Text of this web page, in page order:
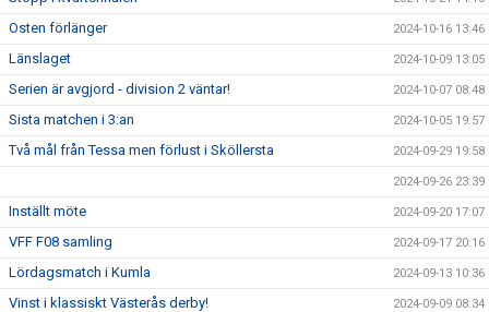
Osten förlänger 2024-10-16 13:46
Länslaget 2024-10-09 13:05
Serien är avgjord - division 2 väntar! 2024-10-07 08:48
Sista matchen i 3:an 2024-10-05 19:57
Två mål från Tessa men förlust i Sköllersta 2024-09-29 19:58
2024-09-26 23:39
Inställt möte 2024-09-20 17:07
VFF F08 samling 2024-09-17 20:16
Lördagsmatch i Kumla 2024-09-13 10:36
Vinst i klassiskt Västerås derby! 2024-09-09 08:34